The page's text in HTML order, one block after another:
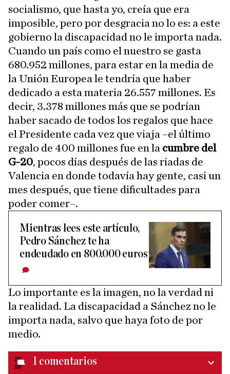
socialismo, que hasta yo, creía que era
imposible, pero por desgracia no lo es: a este
gobierno la discapacidad no le importa nada.
Cuando un país como el nuestro se gasta
680.952 millones, para estar en la media de
la Unión Europea le tendría que haber
dedicado a esta materia 26.557 millones. Es
decir, 3.378 millones más que se podrían
haber sacado de todos los regalos que hace
el Presidente cada vez que viaja –el último
regalo de 400 millones fue en la cumbre del
G-20, pocos días después de las riadas de
Valencia en donde todavía hay gente, casi un
mes después, que tiene dificultades para
poder comer–.
Mientras lees este artículo,
Pedro Sánchez te ha
endeudado en 800.000 euros
Lo importante es la imagen, no la verdad ni
la realidad. La discapacidad a Sánchez no le
importa nada, salvo que haya foto de por
medio.
1 comentarios